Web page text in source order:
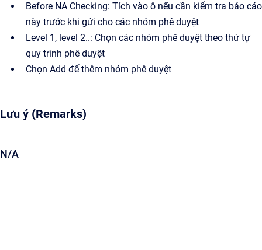
Before NA Checking: Tích vào ô nếu cần kiểm tra báo cáo
này trước khi gửi cho các nhóm phê duyệt
Level 1, level 2..: Chọn các nhóm phê duyệt theo thứ tự
quy trình phê duyệt
Chọn Add để thêm nhóm phê duyệt
Lưu ý (Remarks)
N/A